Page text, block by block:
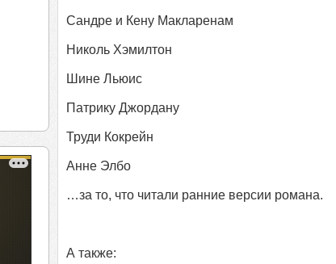
Сандре и Кену Макларенам
Николь Хэмилтон
Шине Льюис
Патрику Джордану
Труди Кокрейн
Анне Элбо
…за то, что читали ранние версии романа.
А также: